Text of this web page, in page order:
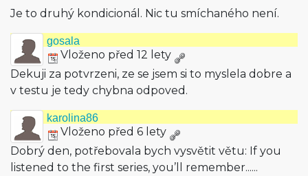
Je to druhý kondicionál. Nic tu smíchaného není.
gosala
Vloženo před 12 lety
Dekuji za potvrzeni, ze se jsem si to myslela dobre a
v testu je tedy chybna odpoved.
karolina86
Vloženo před 6 lety
Dobrý den, potřebovala bych vysvětit větu: If you
listened to the first series, you’ll remember......